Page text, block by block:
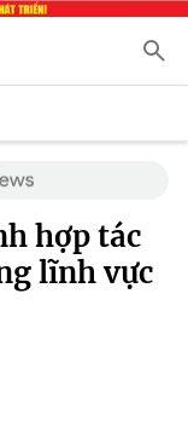
hợp tác
lĩnh vực